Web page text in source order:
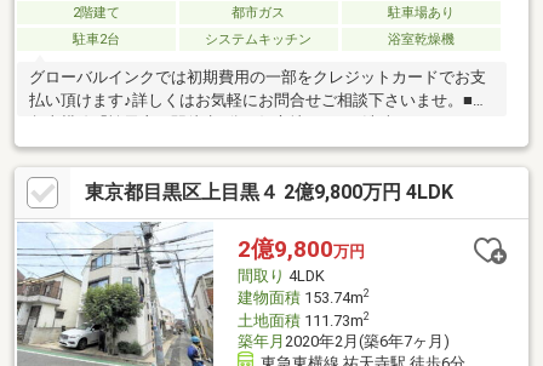
2階建て 都市ガス
駐車場あり
駐車2台
システムキッチン 浴室乾燥機
グローバルインクでは初期費用の一部をクレジットカードでお支
払い頂けます♪詳しくはお気軽にお問合せご相談下さいませ。■東
や昔ながらの商店街が混在し、気取らず住みやすいエリアとして
人気を集めています。■LDKは約23帖で家族全員がゆったりと過ご
せる快適空間。■縦列2台駐車可。■家族が集まるラウンジ設計。■
納戸があり室内をすっきり見せることができます。■徒歩圏内に
スーパーや教育施設があり生活利便性に優れています。【無料】
お車送迎サービスを実施しております。
東京都目黒区上目黒４ 2億9,800万円 4LDK
2億9,800万円
間取り 4LDK
建物面積153.74m2
土地面積111.73m2
築年月 2020年2月(築6年7ヶ月)